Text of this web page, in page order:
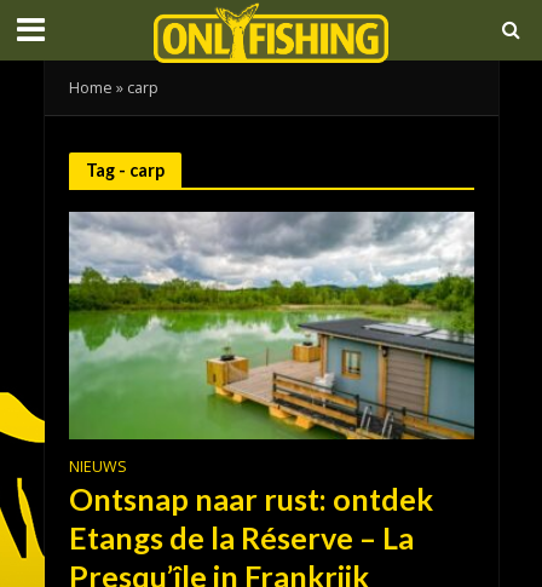
Home » carp
Tag - carp
NIEUWS
Ontsnap naar rust: ontdek
Etangs de la Réserve – La
Presqu’île in Frankrijk